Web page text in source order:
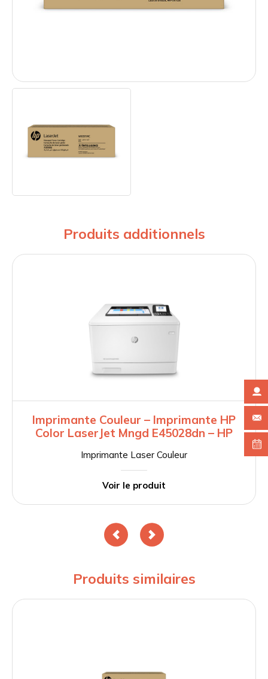
Produits additionnels
Imprimante Couleur – Imprimante HP
Color LaserJet Mngd E45028dn – HP
Imprimante Laser Couleur
Voir le produit
Produits similaires